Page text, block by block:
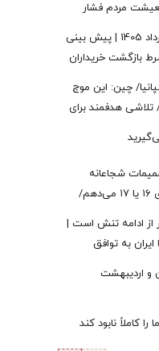
مردم فشار
بازدهی منفی طلا و سکه در هفته دوم مرداد 1405 | پیش بینی
بازگشت خریداران
چین: این موج
هدفمند برای
شجاعانه
پزشکیان بود/ به دولت پزشکیان نمره بالای ۱۶ یا ۱۷ می‌دهم/
از ادامه تنش است |
به توافق
و اردیبهشت
کاملاً نابود کند